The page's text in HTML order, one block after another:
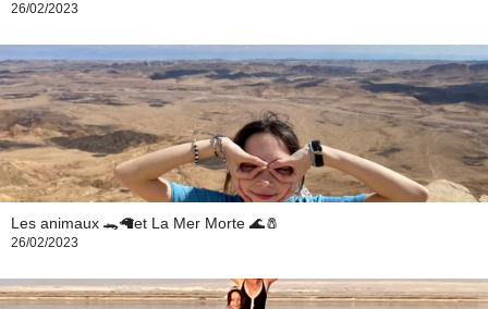
26/02/2023
Les animaux 🐊🦙et La Mer Morte 🌊🧂
26/02/2023